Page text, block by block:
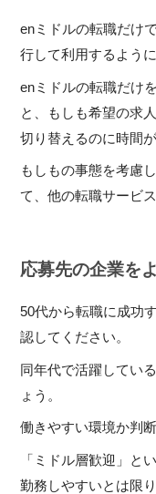
enミドルの転職だけ
行して利用するよう
enミドルの転職だけ
と、もしも希望の求
切り替えるのに時間
もしもの事態を考慮
て、他の転職サービ
応募先の企業を
50代から転職に成功
認してください。
同年代で活躍してい
ょう。
働きやすい環境か判
「ミドル層歓迎」と
勤務しやすいとは限り